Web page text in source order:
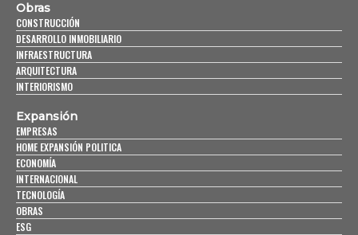
Obras
CONSTRUCCIÓN
DESARROLLO INMOBILIARIO
INFRAESTRUCTURA
ARQUITECTURA
INTERIORISMO
Expansión
EMPRESAS
HOME EXPANSIÓN POLITICA
ECONOMÍA
INTERNACIONAL
TECNOLOGÍA
OBRAS
ESG